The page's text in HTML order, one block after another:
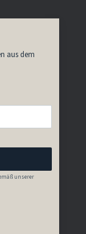
aus dem
unserer